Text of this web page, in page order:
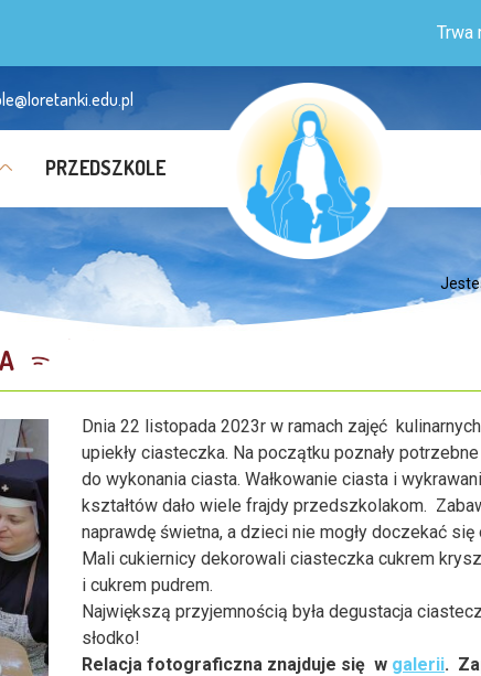
Trwa
PRZEDSZKOLE
Dnia 22 listopada 2023r w ramach zajęć
upiekły ciasteczka. Na początku poznały
do wykonania ciasta. Wałkowanie ciasta i
kształtów dało wiele frajdy przedszkolakom.
naprawdę świetna, a dzieci nie mogły doczekać się
Mali cukiernicy dekorowali ciasteczka cukrem
i cukrem pudrem.
Największą przyjemnością była degustacja
słodko!
Relacja fotograficzna znajduje się w galerii.